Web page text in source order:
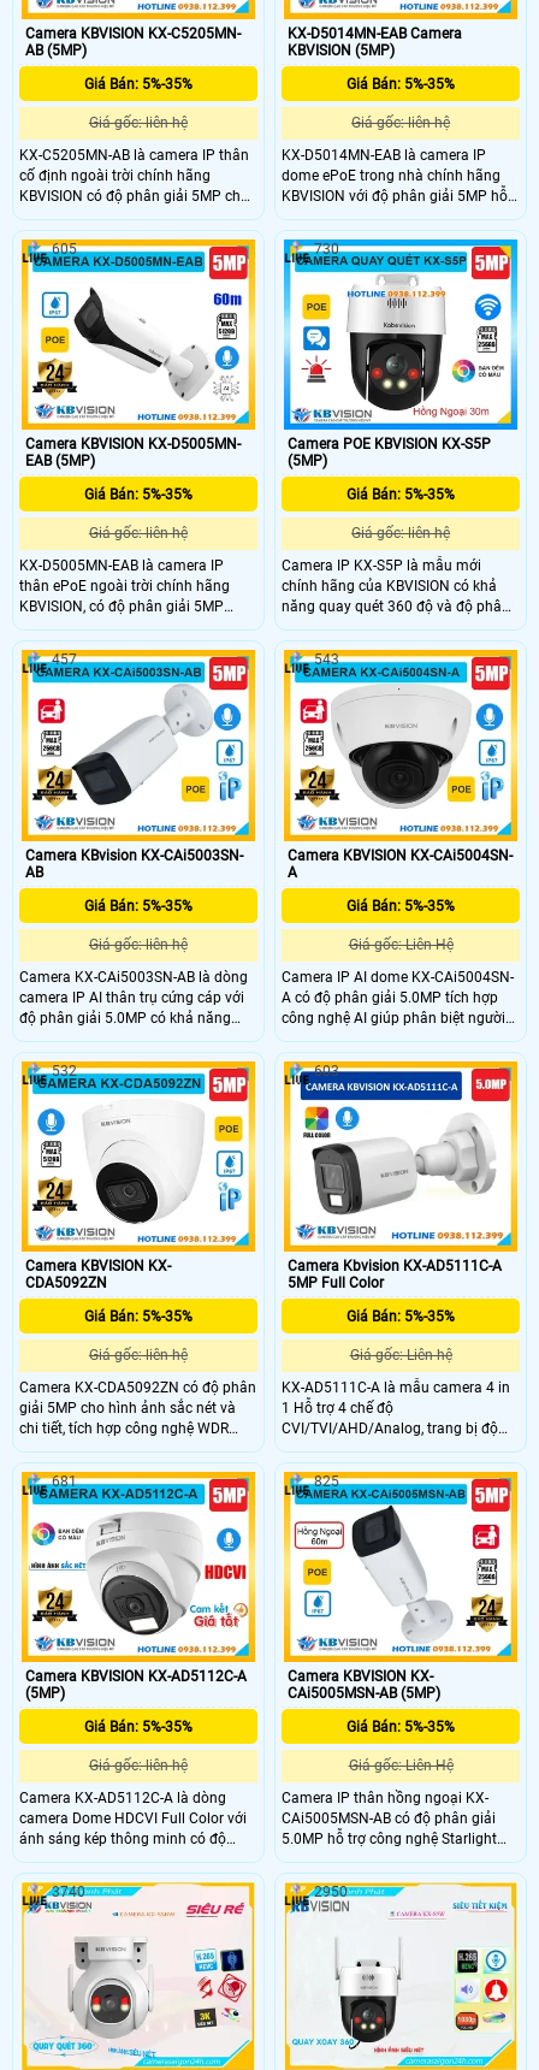
Camera KBVISION KX-C5205MN-
AB (5MP)
Giá Bán: 5%-35%
Giá gốc: liên hệ
KX-C5205MN-AB là camera IP thân
cố định ngoài trời chính hãng
KBVISION có độ phân giải 5MP cho
hình ảnh sắc nét và hồng ngoại ban
đêm lên đến 60m. Camera hỗ trợ
khe cắm thẻ nhớ 256GB công nghệ
phân biệt người và xe thông minh,
tích hợp POE giúp dễ dàng lắp đặt.
Với vỏ kim loại bền chắc đạt chuẩn
chống nước IP67, đây là lựa chọn
camera ngoài trời giá rẻ giám sát an
ninh hiệu quả.
KX-D5014MN-EAB Camera
KBVISION (5MP)
Giá Bán: 5%-35%
Giá gốc: liên hệ
KX-D5014MN-EAB là camera IP
dome ePoE trong nhà chính hãng
KBVISION với độ phân giải 5MP hỗ
trợ ghi âm và hồng ngoại ban đêm
lên đến 40m. Camera tích hợp khe
cắm thẻ nhớ lên đến 512GB, công
nghệ AI phát hiện thông minh,
chuẩn chống nước IP67 và chống
va đập IK10. Đây là lựa chọn
camera giá rẻ, chất lượng cao, phù
hợp lắp đặt trong nhiều không gian
giám sát an ninh hiệu quả.
Camera KBVISION KX-D5005MN-
EAB (5MP)
Giá Bán: 5%-35%
Giá gốc: liên hệ
KX-D5005MN-EAB là camera IP
thân ePoE ngoài trời chính hãng
KBVISION, có độ phân giải 5MP
hồng ngoại ban đêm lên đến 60m.
Camera hỗ trợ khe cắm thẻ nhớ tối
đa 512GB, tích hợp nhiều công nghệ
AI phát hiện thông minh, ghi âm
trực tiếp. Với chuẩn bảo vệ IP67,
IK10 và vỏ kim loại chắc chắn,
camera hoạt động bền bỉ trong mọi
điều kiện thời tiết.
605
Camera POE KBVISION KX-S5P
(5MP)
Giá Bán: 5%-35%
Giá gốc: liên hệ
Camera IP KX-S5P là mẫu mới
chính hãng của KBVISION có khả
năng quay quét 360 độ và độ phân
giải cao lên đến 5MP cho hình ảnh
siêu nét. Camera tích hợp mic và loa
đàm thoại 2 chiều, hỗ trợ hồng
ngoại Full Color ban đêm 30m, còi
hú và đèn chớp cảnh báo thông
minh. Ngoài ra, camera KX-S5P còn
hỗ trợ khe thẻ nhớ 256GB, chuẩn
POE tiện lợi với mức giá cực kỳ phải
chăng.
730
Camera KBvision KX-CAi5003SN-
AB
Giá Bán: 5%-35%
Giá gốc: liên hệ
Camera KX-CAi5003SN-AB là dòng
camera IP AI thân trụ cứng cáp với
độ phân giải 5.0MP có khả năng
phân biệt người và xe giúp giám sát
chính xác hơn. Camera có tầm xa
hồng ngoại 80m hỗ trợ khe thẻ nhớ
max 256GB, tích hợp mic và chuẩn
chống nước IP67, phù hợp cho cả
môi trường trong nhà và ngoài trời.
Ngoài ra, công nghệ PoE giúp lắp
đặt dễ dàng và tiết kiệm chi phí đi
dây.
457
Camera KBVISION KX-CAi5004SN-
A
Giá Bán: 5%-35%
Giá gốc: Liên Hệ
Camera IP AI dome KX-CAi5004SN-
A có độ phân giải 5.0MP tích hợp
công nghệ AI giúp phân biệt người
và xe chính xác. Camera quan sát
hỗ trợ chống ngược sáng WDR
120dB, tầm xa hồng ngoại 30m, tích
hợp mic và khe cắm thẻ nhớ 256GB.
Với thiết kế kim loại bền bỉ, chuẩn
IP67 chống nước, PoE tiện lợi đây là
lựa chọn lý tưởng cho giám sát an
ninh.
543
Camera KBVISION KX-
CDA5092ZN
Giá Bán: 5%-35%
Giá gốc: liên hệ
Camera KX-CDA5092ZN có độ phân
giải 5MP cho hình ảnh sắc nét và
chi tiết, tích hợp công nghệ WDR
120dB chống ngược sáng, tầm xa
hồng ngoại 30m, cùng các tính
năng thông minh như phát hiện
chuyển động, mic ghi âm. Với chuẩn
chống nước IP67, IK10 và khe cắm
thẻ nhớ 512GB camera đảm bảo
hoạt động bền bỉ trong mọi điều
kiện.
532
Camera Kbvision KX-AD5111C-A
5MP Full Color
Giá Bán: 5%-35%
Giá gốc: Liên hệ
KX-AD5111C-A là mẫu camera 4 in
1 Hỗ trợ 4 chế độ
CVI/TVI/AHD/Analog, trang bị độ
phân giải 5MP mang đến hình ảnh
sắc nét. Camera trang bị tính năng
nổi bật như Full Color với công nghệ
ánh sáng kép thông minh (tầm xa
đèn LED trắng 20m và hồng ngoại
30m), tích hợp mic và thiết kế IP 67
chống chịu mưa nắng hiệu quả
603
Camera KBVISION KX-AD5112C-A
(5MP)
Giá Bán: 5%-35%
Giá gốc: liên hệ
Camera KX-AD5112C-A là dòng
camera Dome HDCVI Full Color với
ánh sáng kép thông minh có độ
phân giải 5.0MP, cho hình ảnh sắc
nét cả ngày lẫn đêm. Camera có
tầm xa đèn LED trắng 20m cho hình
ảnh ban đêm có màu, hồng ngoại
25m, tích hợp mic và chống ngược
sáng DWDR, giúp quan sát rõ ràng
trong mọi điều kiện ánh sáng, đây là
giải pháp an ninh tối ưu cho gia
đình và doanh nghiệp.
681
Camera KBVISION KX-
CAi5005MSN-AB (5MP)
Giá Bán: 5%-35%
Giá gốc: Liên Hệ
Camera IP thân hồng ngoại KX-
CAi5005MSN-AB có độ phân giải
5.0MP hỗ trợ công nghệ Starlight
cho hình ảnh sắc nét trong điều kiện
ánh sáng yếu. Với chuẩn nén
H.265+ chống ngược sáng WDR
120dB và tầm xa hồng ngoại 60m
đảm bảo giám sát hiệu quả cả ngày
lẫn đêm. Còn tích hợp AI phân biệt
người và xe, hỗ trợ thẻ nhớ 256GB,
PoE và đạt chuẩn chống bụi nước
IP67, phù hợp lắp đặt ngoài trời.
825
3740 2950